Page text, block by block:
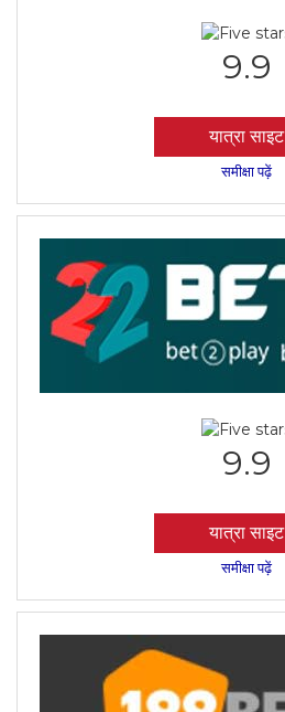
9.9
यात्रा साइट
समीक्षा पढ़ें
9.9
यात्रा साइट
समीक्षा पढ़ें